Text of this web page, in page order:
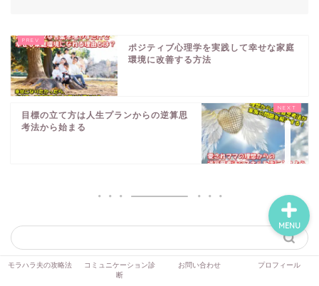
ポジティブ心理学を実践して幸せな家庭
環境に改善する方法
目標の立て方は人生プランからの逆算思
考法から始まる
モラハラ夫の攻略法
コミュニケーション診
断
お問い合わせ プロフィール
MENU
コミュニケーション診断
お問い合わせ
プロフィール